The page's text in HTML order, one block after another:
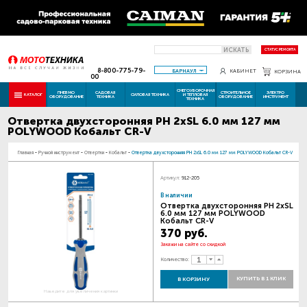
ИСКАТЬ СТАТУС РЕМОНТА
8-800-775-79-
00
БАРНАУЛ КАБИНЕТ КОРЗИНА
КАТАЛОГ ПНЕВМО
ОБОРУДОВАНИЕ
САДОВАЯ
ТЕХНИКА СИЛОВАЯ ТЕХНИКА
СНЕГОУБОРОЧНАЯ
И ТЕПЛОВАЯ
ТЕХНИКА
СТРОИТЕЛЬНОЕ
ОБОРУДОВАНИЕ
ЭЛЕКТРО
ИНСТРУМЕНТ
Отвертка двухсторонняя PH 2хSL 6.0 мм 127 мм
POLYWOOD Кобальт CR-V
Главная - Ручной инструмент - Отвертки - Кобальт - Отвертка двухсторонняя PH 2хSL 6.0 мм 127 мм POLYWOOD Кобальт CR-V
Наведите для увеличения картинки
Артикул: 912-205
В наличии
Отвертка двухсторонняя PH 2хSL
6.0 мм 127 мм POLYWOOD
Кобальт CR-V
370 руб.
Закажи на сайте со скидкой
Количество:
В КОРЗИНУ КУПИТЬ В 1 КЛИК